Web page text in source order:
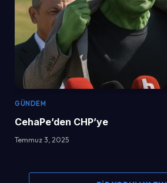
GÜNDEM
CehaPe’den CHP’ye
Temmuz 3, 2025